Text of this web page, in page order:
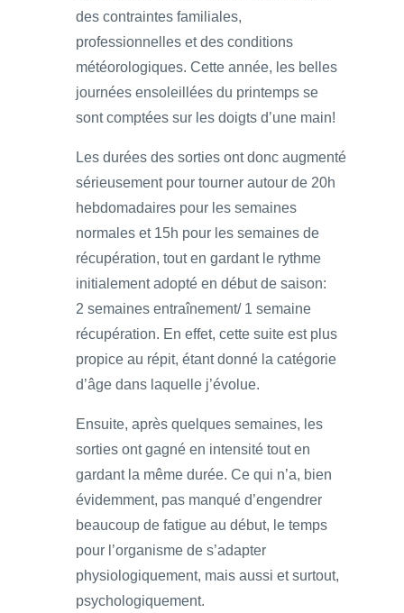
des contraintes familiales,
professionnelles et des conditions
météorologiques. Cette année, les belles
journées ensoleillées du printemps se
sont comptées sur les doigts d’une main!
Les durées des sorties ont donc augmenté
sérieusement pour tourner autour de 20h
hebdomadaires pour les semaines
normales et 15h pour les semaines de
récupération, tout en gardant le rythme
initialement adopté en début de saison:
2 semaines entraînement/ 1 semaine
récupération. En effet, cette suite est plus
propice au répit, étant donné la catégorie
d’âge dans laquelle j’évolue.
Ensuite, après quelques semaines, les
sorties ont gagné en intensité tout en
gardant la même durée. Ce qui n’a, bien
évidemment, pas manqué d’engendrer
beaucoup de fatigue au début, le temps
pour l’organisme de s’adapter
physiologiquement, mais aussi et surtout,
psychologiquement.